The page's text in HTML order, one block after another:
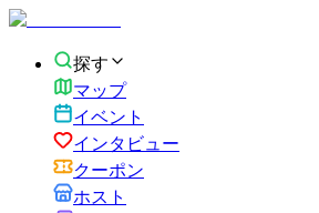
探す
マップ
イベント
インタビュー
クーポン
ホスト